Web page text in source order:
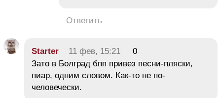
Ответить
Starter 11 фев, 15:21
0
Зато в Болград бпп привез песни-пляски,
пиар, одним словом. Как-то не по-
человечески.